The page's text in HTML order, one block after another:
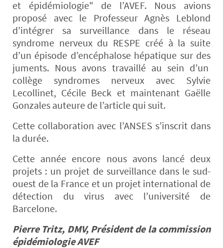
et épidémiologie" de l’AVEF. Nous avions
proposé avec le Professeur Agnès Leblond
d’intégrer sa surveillance dans le réseau
syndrome nerveux du RESPE créé à la suite
d’un épisode d’encéphalose hépatique sur des
juments. Nous avons travaillé au sein d’un
collège syndromes nerveux avec Sylvie
Lecollinet, Cécile Beck et maintenant Gaëlle
Gonzales auteure de l’article qui suit.
Cette collaboration avec l’ANSES s’inscrit dans
la durée.
Cette année encore nous avons lancé deux
projets : un projet de surveillance dans le sud-
ouest de la France et un projet international de
détection du virus avec l’université de
Barcelone.
Pierre Tritz, DMV, Président de la commission
épidémiologie AVEF